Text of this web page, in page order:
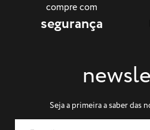
compre com
segurança
Seja a primeira a saber das